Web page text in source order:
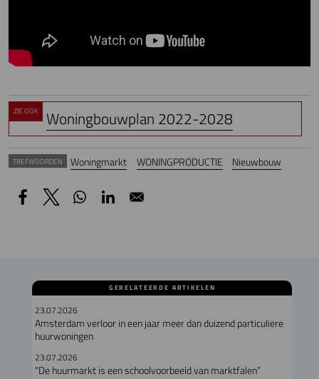
ZIE OOK Woningbouwplan 2022-2028
TREFWOORDEN Woningmarkt WONINGPRODUCTIE Nieuwbouw
GERELATEERDE ARTIKELEN
23.07.2026
Amsterdam verloor in een jaar meer dan duizend particuliere
huurwoningen
23.07.2026
“De huurmarkt is een schoolvoorbeeld van marktfalen”